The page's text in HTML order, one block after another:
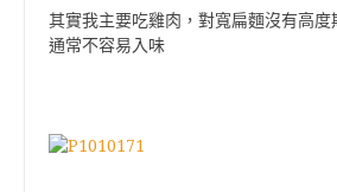
其實我主要吃雞肉，對寬扁麵沒有高度
通常不容易入味